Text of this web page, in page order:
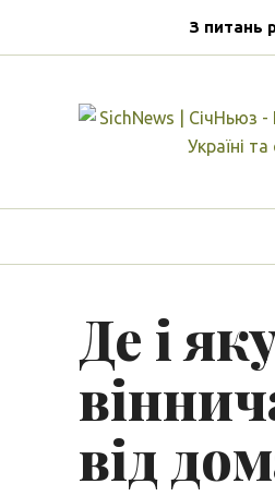
З питань
Де і
від